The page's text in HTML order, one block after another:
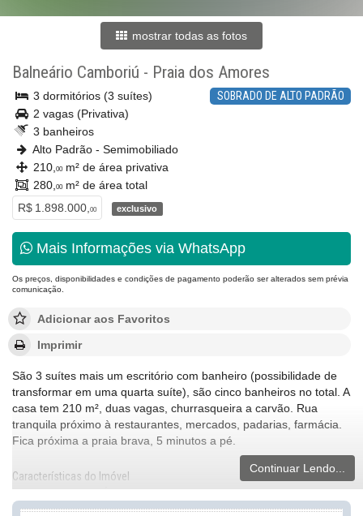
mostrar todas as fotos
Balneário Camboriú - Praia dos Amores
SOBRADO DE ALTO PADRÃO
3 dormitórios (3 suítes)
2 vagas (Privativa)
3 banheiros
Alto Padrão - Semimobiliado
210, 00m² de área privativa
280, 00m² de área total
R$ 1.898.000, 00 exclusivo
Mais Informações via WhatsApp
Os preços, disponibilidades e condições de pagamento poderão ser alterados sem prévia
comunicação.
Adicionar aos Favoritos
Imprimir
São 3 suítes mais um escritório com banheiro (possibilidade de
transformar em uma quarta suíte), são cinco banheiros no total. A
casa tem 210 m², duas vagas, churrasqueira a carvão. Rua
tranquila próximo à restaurantes, mercados, padarias, farmácia.
Fica próxima a praia brava, 5 minutos a pé.
Características do Imóvel
Ar Condicionado
Continuar Lendo...